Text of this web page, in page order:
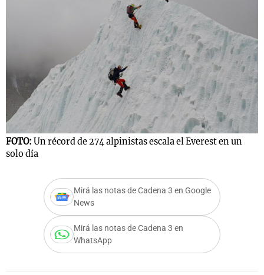
FOTO: Un récord de 274 alpinistas escala el Everest en un
solo día
Mirá las notas de Cadena 3 en Google
News
Mirá las notas de Cadena 3 en
WhatsApp